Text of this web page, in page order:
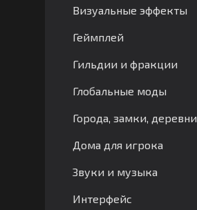
Визуальные эффекты
Геймплей
Гильдии и фракции
Глобальные моды
Города, замки, деревни
Дома для игрока
Звуки и музыка
Интерфейс